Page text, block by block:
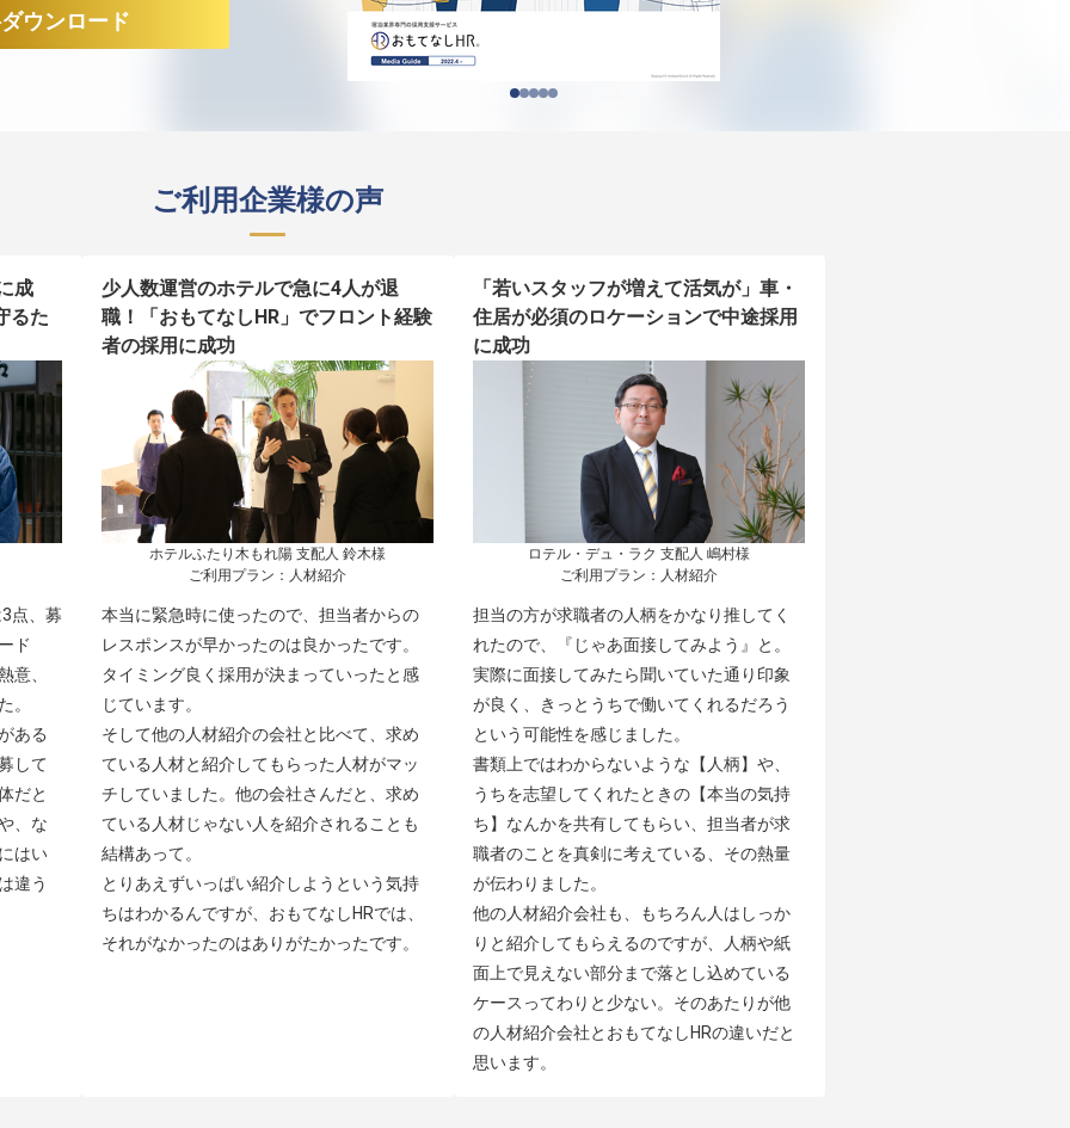
ウンロード
ご利用企業様の声
成
るた
点、募
ド
意、
。
ある
して
だと
、な
はい
違う
少人数運営のホテルで急に4人が退
職！「おもてなしHR」でフロント経験
者の採用に成功
ホテルふたり木もれ陽 支配人 鈴木様
ご利用プラン：人材紹介
本当に緊急時に使ったので、担当者からの
レスポンスが早かったのは良かったです。
タイミング良く採用が決まっていったと感
じています。
そして他の人材紹介の会社と比べて、求め
ている人材と紹介してもらった人材がマッ
チしていました。他の会社さんだと、求め
ている人材じゃない人を紹介されることも
結構あって。
とりあえずいっぱい紹介しようという気持
ちはわかるんですが、おもてなしHRでは、
それがなかったのはありがたかったです。
「若いスタッフが増えて活気が」車・
住居が必須のロケーションで中途採用
に成功
ロテル・デュ・ラク 支配人 嶋村様
ご利用プラン：人材紹介
担当の方が求職者の人柄をかなり推してく
れたので、『じゃあ面接してみよう』と。
実際に面接してみたら聞いていた通り印象
が良く、きっとうちで働いてくれるだろう
という可能性を感じました。
書類上ではわからないような【人柄】や、
うちを志望してくれたときの【本当の気持
ち】なんかを共有してもらい、担当者が求
職者のことを真剣に考えている、その熱量
が伝わりました。
他の人材紹介会社も、もちろん人はしっか
りと紹介してもらえるのですが、人柄や紙
面上で見えない部分まで落とし込めている
ケースってわりと少ない。そのあたりが他
の人材紹介会社とおもてなしHRの違いだと
思います。